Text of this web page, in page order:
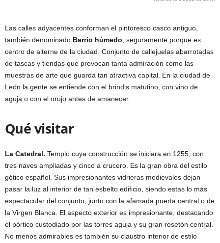
Las calles adyacentes conforman el pintoresco casco antiguo,
también denominado Barrio húmedo , seguramente porque es
centro de alterne de la ciudad. Conjunto de callejuelas abarrotadas
de tascas y tiendas que provocan tanta admiración como las
muestras de arte que guarda tan atractiva capital. En la ciudad de
León la gente se entiende con el brindis matutino, con vino de
aguja o con el orujo antes de amanecer.
Qué visitar
La Catedral. Templo cuya construcción se iniciara en 1255, con
tres naves ampliadas y cinco a crucero. Es la gran obra del estilo
gótico español. Sus impresionantes vidrieras medievales dejan
pasar la luz al interior de tan esbelto edificio, siendo estas lo más
espectacular del conjunto, junto con la afamada puerta central o de
la Virgen Blanca. El aspecto exterior es impresionante, destacando
el pórtico custodiado por las torres aguja y su gran rosetón central.
No menos admirables es también su claustro interior de estilo